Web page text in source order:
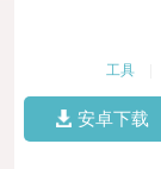
工具
安卓下载